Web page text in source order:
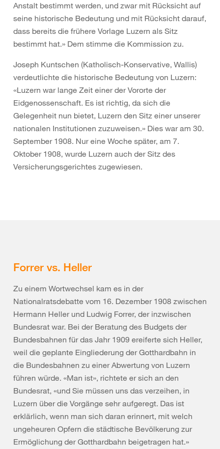
Anstalt bestimmt werden, und zwar mit Rücksicht auf
seine historische Bedeutung und mit Rücksicht darauf,
dass bereits die frühere Vorlage Luzern als Sitz
bestimmt hat.» Dem stimme die Kommission zu.
Joseph Kuntschen (Katholisch-Konservative, Wallis)
verdeutlichte die historische Bedeutung von Luzern:
«Luzern war lange Zeit einer der Vororte der
Eidgenossenschaft. Es ist richtig, da sich die
Gelegenheit nun bietet, Luzern den Sitz einer unserer
nationalen Institutionen zuzuweisen.» Dies war am 30.
September 1908. Nur eine Woche später, am 7.
Oktober 1908, wurde Luzern auch der Sitz des
Versicherungsgerichtes zugewiesen.
Forrer vs. Heller
Zu einem Wortwechsel kam es in der
Nationalratsdebatte vom 16. Dezember 1908 zwischen
Hermann Heller und Ludwig Forrer, der inzwischen
Bundesrat war. Bei der Beratung des Budgets der
Bundesbahnen für das Jahr 1909 ereiferte sich Heller,
weil die geplante Eingliederung der Gotthardbahn in
die Bundesbahnen zu einer Abwertung von Luzern
führen würde. «Man ist», richtete er sich an den
Bundesrat, «und Sie müssen uns das verzeihen, in
Luzern über die Vorgänge sehr aufgeregt. Das ist
erklärlich, wenn man sich daran erinnert, mit welch
ungeheuren Opfern die städtische Bevölkerung zur
Ermöglichung der Gotthardbahn beigetragen hat.»